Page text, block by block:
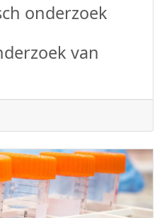
onderzoek
van